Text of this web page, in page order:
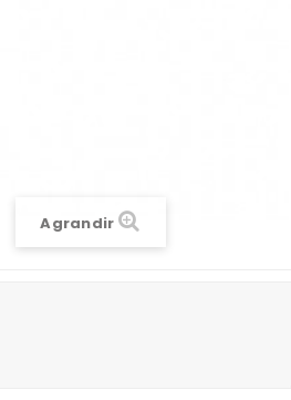
Agrandir